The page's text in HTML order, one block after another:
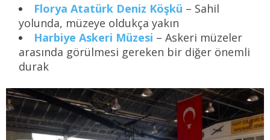
Florya Atatürk Deniz Köşkü – Sahil
yolunda, müzeye oldukça yakın
Harbiye Askeri Müzesi – Askeri müzeler
arasında görülmesi gereken bir diğer önemli
durak